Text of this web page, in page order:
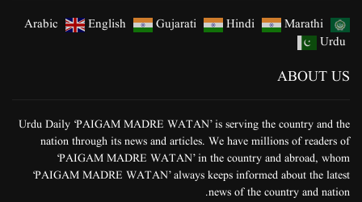
Arabic English Gujarati Hindi
Marathi
Urdu
ABOUT US
Urdu Daily ‘PAIGAM MADRE WATAN’ is serving the country and the
nation through its news and articles. We have millions of readers of
‘PAIGAM MADRE WATAN’ in the country and abroad, whom
‘PAIGAM MADRE WATAN’ always keeps informed about the latest
news of the country and nation.